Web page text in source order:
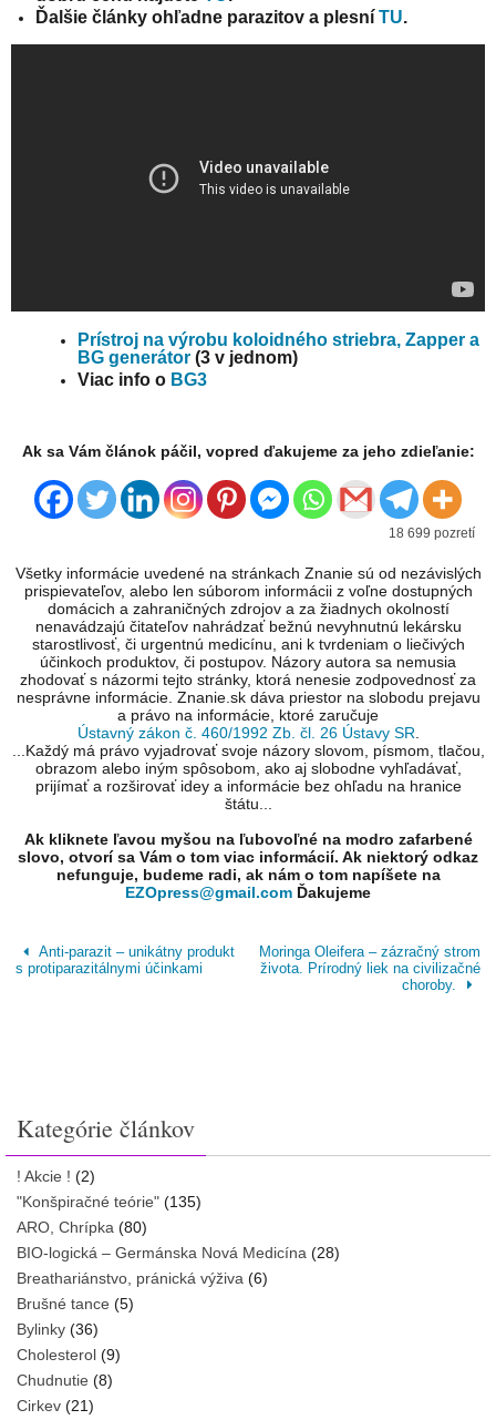
Ďalšie články ohľadne parazitov a plesníTU.
Prístroj na výrobu koloidného striebra, Zapper a
BG generátor(3 v jednom)
Viac info o BG3
Ak sa Vám článok páčil, vopred ďakujeme za jeho zdieľanie:
18 699 pozretí
Všetky informácie uvedené na stránkach Znanie sú od nezávislých
prispievateľov, alebo len súborom informácii z voľne dostupných
domácich a zahraničných zdrojov a za žiadnych okolností
nenavádzajú čitateľov nahrádzať bežnú nevyhnutnú lekársku
starostlivosť, či urgentnú medicínu, ani k tvrdeniam o liečivých
účinkoch produktov, či postupov. Názory autora sa nemusia
zhodovať s názormi tejto stránky, ktorá nenesie zodpovednosť za
nesprávne informácie. Znanie.sk dáva priestor na slobodu prejavu
a právo na informácie, ktoré zaručuje
Ústavný zákon č. 460/1992 Zb. čl. 26 Ústavy SR
...Každý má právo vyjadrovať svoje názory slovom, písmom, tlačou,
obrazom alebo iným spôsobom, ako aj slobodne vyhľadávať,
prijímať a rozširovať idey a informácie bez ohľadu na hranice
štátu...
Ak kliknete ľavou myšou na ľubovoľné na modro zafarbené
slovo, otvorí sa Vám o tom viac informácií. Ak niektorý odkaz
nefunguje, budeme radi, ak nám o tom napíšete na
EZOpress@gmail.com Ďakujeme
Anti-parazit – unikátny produkt
s protiparazitálnymi účinkami
Moringa Oleifera – zázračný strom
života. Prírodný liek na civilizačné
choroby.
Kategórie článkov
! Akcie ! (2)
"Konšpiračné teórie" (135)
ARO, Chrípka (80)
BIO-logická – Germánska Nová Medicína (28)
Breathariánstvo, pránická výživa (6)
Brušné tance (5)
Bylinky (36)
Cholesterol (9)
Chudnutie (8)
Cirkev (21)